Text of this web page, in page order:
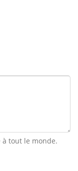
tout le monde.